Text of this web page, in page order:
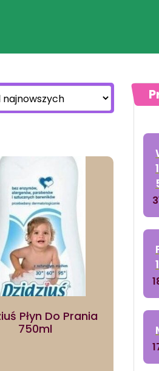
Płyn Do Prania
750ml